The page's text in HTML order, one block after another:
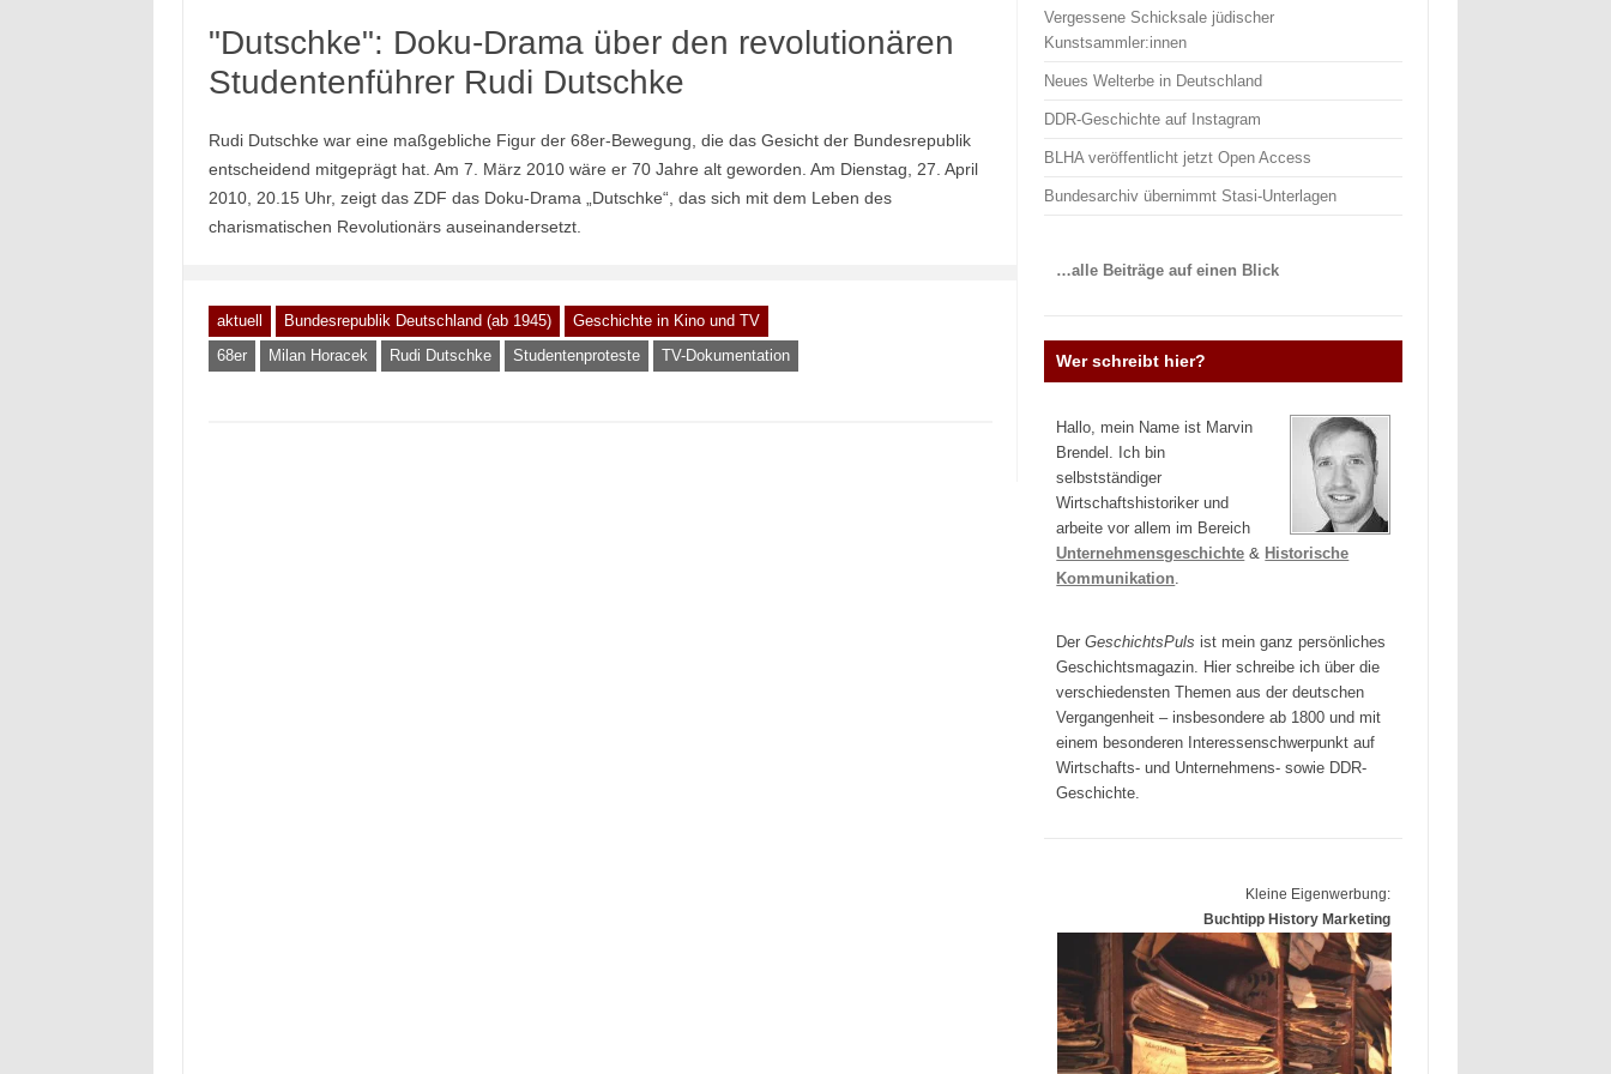
"Dutschke": Doku-Drama über den revolutionären
Studentenführer Rudi Dutschke
Rudi Dutschke war eine maßgebliche Figur der 68er-Bewegung, die das Gesicht der Bundesrepublik
entscheidend mitgeprägt hat. Am 7. März 2010 wäre er 70 Jahre alt geworden. Am Dienstag, 27. April
2010, 20.15 Uhr, zeigt das ZDF das Doku-Drama „Dutschke“, das sich mit dem Leben des
charismatischen Revolutionärs auseinandersetzt.
aktuell Bundesrepublik Deutschland (ab 1945)
Geschichte in Kino und TV
68er
Milan Horacek Rudi Dutschke Studentenproteste TV-Dokumentation
Vergessene Schicksale jüdischer
Kunstsammler:innen
Neues Welterbe in Deutschland
DDR-Geschichte auf Instagram
BLHA veröffentlicht jetzt Open Access
Bundesarchiv übernimmt Stasi-Unterlagen
…alle Beiträge auf einen Blick
Wer schreibt hier?
Hallo, mein Name ist Marvin
Brendel. Ich bin
selbstständiger
Wirtschaftshistoriker und
arbeite vor allem im Bereich
Unternehmensgeschichte & Historische
Kommunikation
DerGeschichtsPuls ist mein ganz persönliches
Geschichtsmagazin. Hier schreibe ich über die
verschiedensten Themen aus der deutschen
Vergangenheit – insbesondere ab 1800 und mit
einem besonderen Interessenschwerpunkt auf
Wirtschafts- und Unternehmens- sowie DDR-
Geschichte.
Kleine Eigenwerbung:
Buchtipp History Marketing